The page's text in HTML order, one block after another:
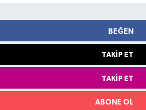
BEĞEN
TAKIP ET
TAKIP ET
ABONE OL